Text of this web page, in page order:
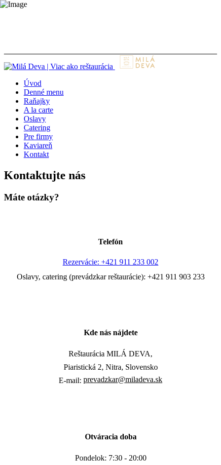
Úvod
Denné menu
Raňajky
A la carte
Oslavy
Catering
Pre firmy
Kaviareň
Kontakt
Kontaktujte nás
Máte otázky?
Telefón
Rezervácie: +421 911 233 002
Oslavy, catering (prevádzkar reštaurácie): +421 911 903 233
Kde nás nájdete
Reštaurácia MILÁ DEVA,
Piaristická 2, Nitra, Slovensko
E-mail: prevadzkar@miladeva.sk
Otváracia doba
Pondelok: 7:30 - 20:00